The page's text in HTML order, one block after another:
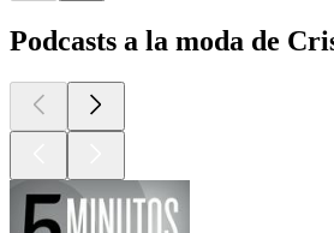
Podcasts a la moda de